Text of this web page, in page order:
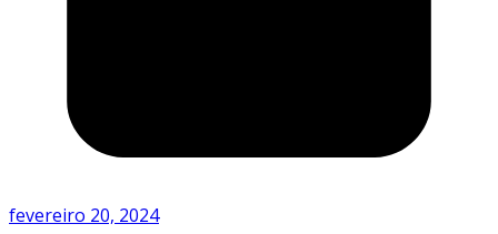
fevereiro 20, 2024